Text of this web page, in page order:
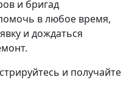
и бригад
в любое время,
и дождаться
и получайте